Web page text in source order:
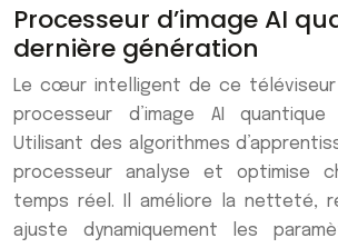
Processeur d’image AI
dernière génération
Le cœur intelligent de ce téléviseur
processeur d’image AI quantique
Utilisant des algorithmes
processeur analyse et optimise
temps réel. Il améliore la netteté,
ajuste dynamiquement les